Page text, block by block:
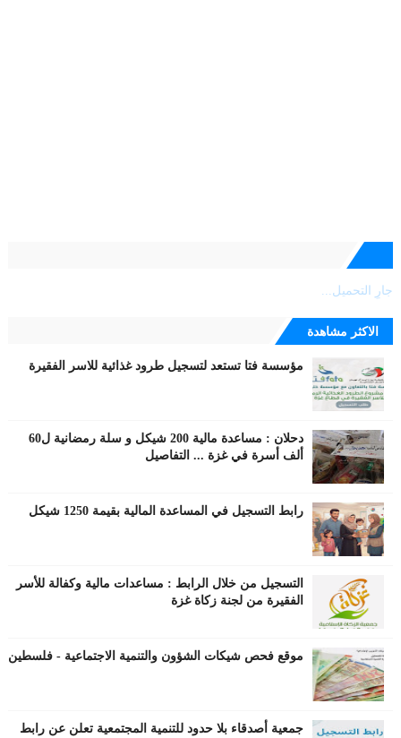
جارٍ التحميل...
الاكثر مشاهدة
مؤسسة فتا تستعد لتسجيل طرود غذائية للاسر الفقيرة
دحلان : مساعدة مالية 200 شيكل و سلة رمضانية ل60
ألف أسرة في غزة ... التفاصيل
رابط التسجيل في المساعدة المالية بقيمة 1250 شيكل
التسجيل من خلال الرابط : مساعدات مالية وكفالة للأسر
الفقيرة من لجنة زكاة غزة
موقع فحص شيكات الشؤون والتنمية الاجتماعية - فلسطين
جمعية أصدقاء بلا حدود للتنمية المجتمعية تعلن عن رابط